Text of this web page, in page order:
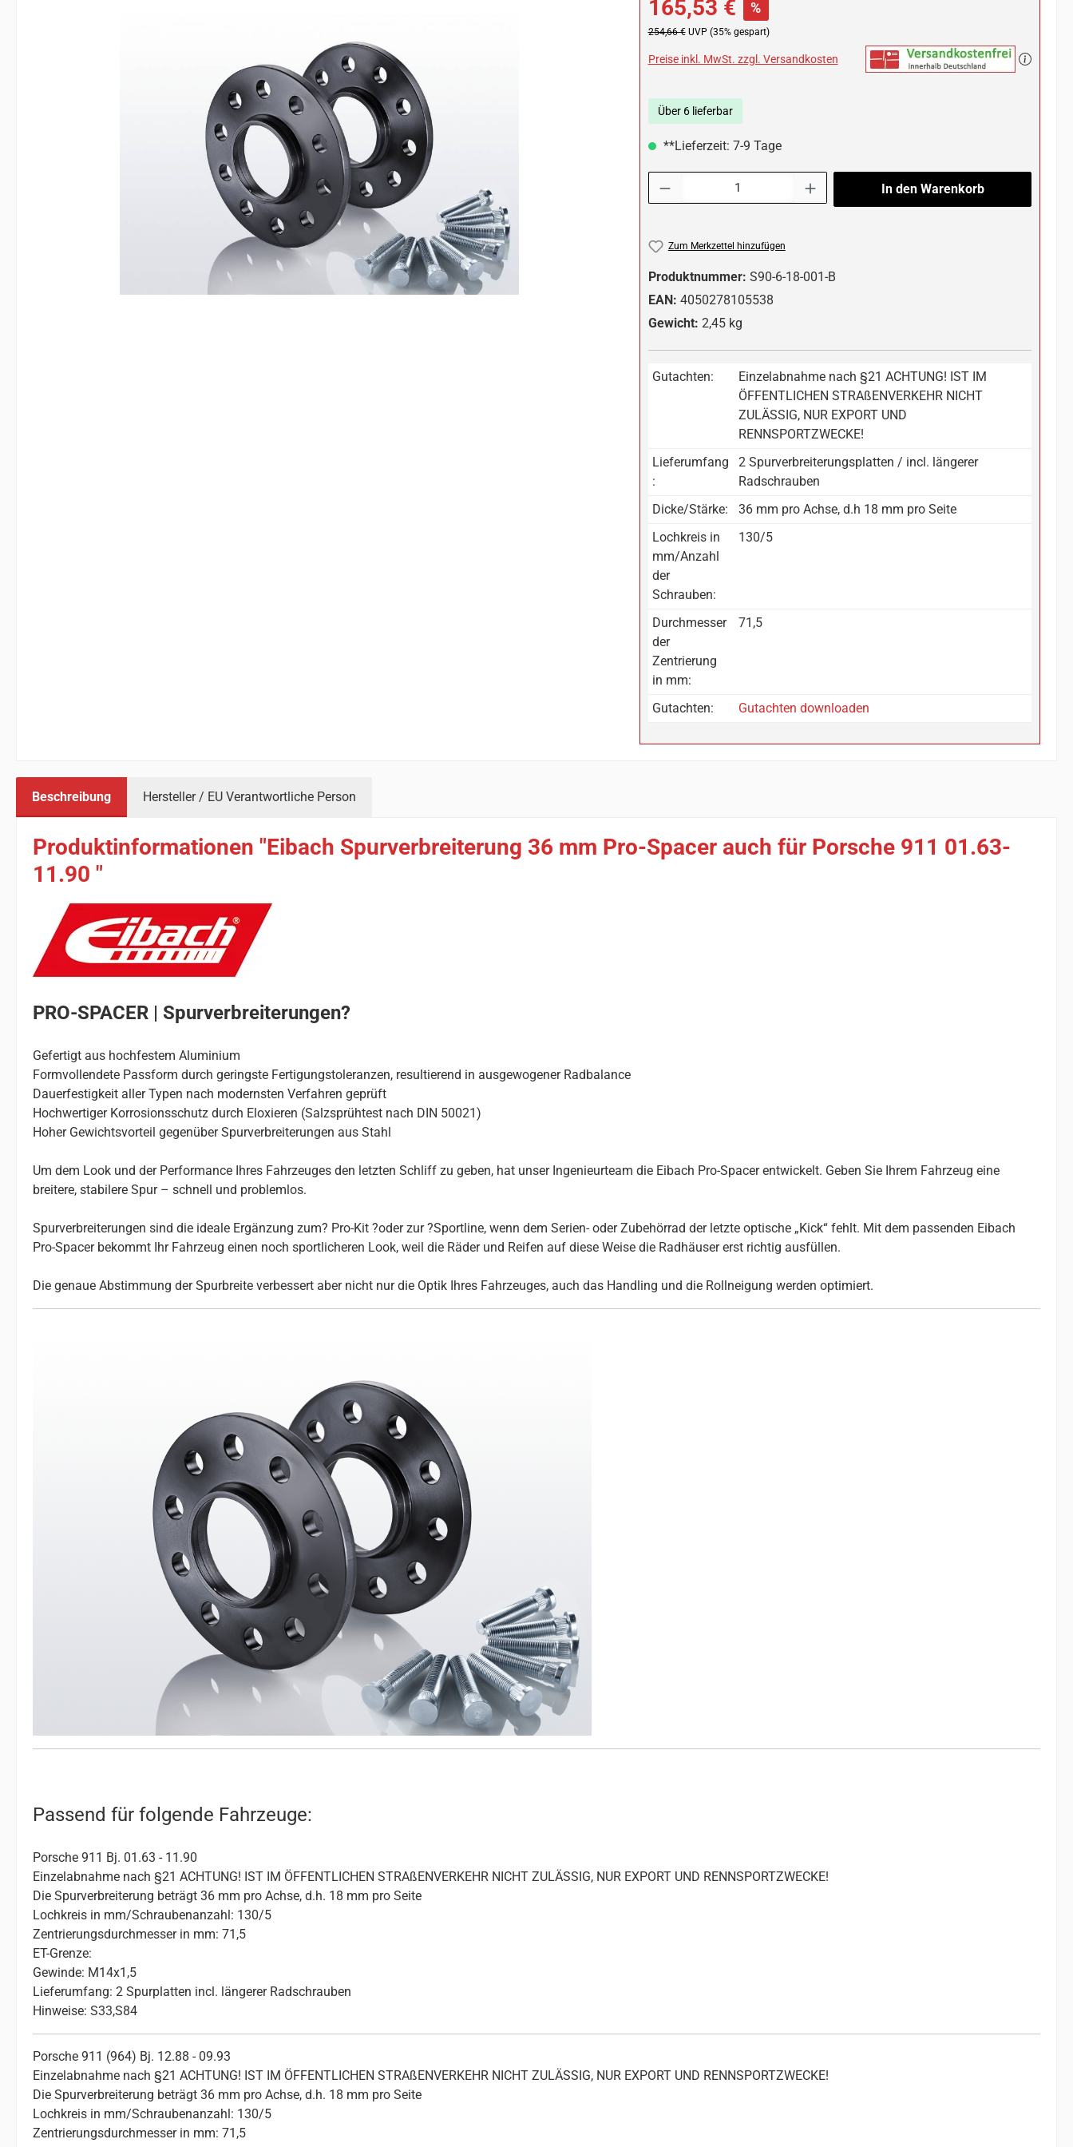
165,53 € %
Regulärer Preis:
254,66 € UVP (35% gespart)
Preise inkl. MwSt. zzgl. Versandkosten
Über 6 lieferbar
**Lieferzeit: 7-9 Tage
In den Warenkorb
Zum Merkzettel hinzufügen
Produktnummer: S90-6-18-001-B
EAN: 4050278105538
Gewicht: 2,45 kg
Gutachten:
Einzelabnahme nach §21 ACHTUNG! IST IM
ÖFFENTLICHEN STRAßENVERKEHR NICHT
ZULÄSSIG, NUR EXPORT UND
RENNSPORTZWECKE!
Lieferumfang
:
2 Spurverbreiterungsplatten / incl. längerer
Radschrauben
Dicke/Stärke:
36 mm pro Achse, d.h 18 mm pro Seite
Lochkreis in
mm/Anzahl
der
Schrauben:
130/5
Durchmesser
der
Zentrierung
in mm:
71,5
Gutachten: Gutachten downloaden
Beschreibung Hersteller / EU Verantwortliche Person
Produktinformationen "Eibach Spurverbreiterung 36 mm Pro-Spacer auch für Porsche 911 01.63-
11.90 "
PRO-SPACER | Spurverbreiterungen?
Gefertigt aus hochfestem Aluminium
Formvollendete Passform durch geringste Fertigungstoleranzen, resultierend in ausgewogener Radbalance
Dauerfestigkeit aller Typen nach modernsten Verfahren geprüft
Hochwertiger Korrosionsschutz durch Eloxieren (Salzsprühtest nach DIN 50021)
Hoher Gewichtsvorteil gegenüber Spurverbreiterungen aus Stahl
Um dem Look und der Performance Ihres Fahrzeuges den letzten Schliff zu geben, hat unser Ingenieurteam die Eibach Pro-Spacer entwickelt. Geben Sie Ihrem Fahrzeug eine
breitere, stabilere Spur – schnell und problemlos.
Spurverbreiterungen sind die ideale Ergänzung zum? Pro-Kit ?oder zur ?Sportline, wenn dem Serien- oder Zubehörrad der letzte optische „Kick“ fehlt. Mit dem passenden Eibach
Pro-Spacer bekommt Ihr Fahrzeug einen noch sportlicheren Look, weil die Räder und Reifen auf diese Weise die Radhäuser erst richtig ausfüllen.
Die genaue Abstimmung der Spurbreite verbessert aber nicht nur die Optik Ihres Fahrzeuges, auch das Handling und die Rollneigung werden optimiert.
Passend für folgende Fahrzeuge:
Porsche 911 Bj. 01.63 - 11.90
Einzelabnahme nach §21 ACHTUNG! IST IM ÖFFENTLICHEN STRAßENVERKEHR NICHT ZULÄSSIG, NUR EXPORT UND RENNSPORTZWECKE!
Die Spurverbreiterung beträgt 36 mm pro Achse, d.h. 18 mm pro Seite
Lochkreis in mm/Schraubenanzahl: 130/5
Zentrierungsdurchmesser in mm: 71,5
ET-Grenze:
Gewinde: M14x1,5
Lieferumfang: 2 Spurplatten incl. längerer Radschrauben
Hinweise: S33,S84
Porsche 911 (964) Bj. 12.88 - 09.93
Einzelabnahme nach §21 ACHTUNG! IST IM ÖFFENTLICHEN STRAßENVERKEHR NICHT ZULÄSSIG, NUR EXPORT UND RENNSPORTZWECKE!
Die Spurverbreiterung beträgt 36 mm pro Achse, d.h. 18 mm pro Seite
Lochkreis in mm/Schraubenanzahl: 130/5
Zentrierungsdurchmesser in mm: 71,5